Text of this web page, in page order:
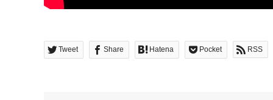
Tweet Share Hatena Pocket RSS